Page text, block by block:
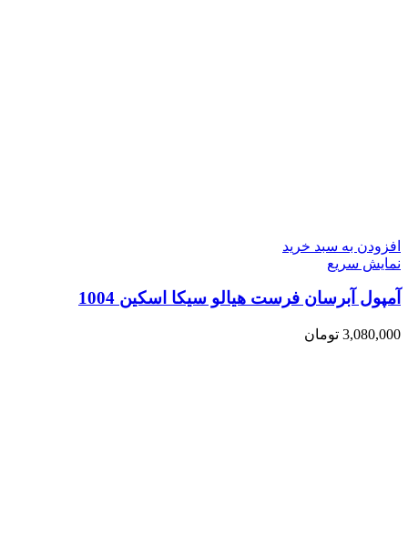
افزودن به سبد خرید
نمایش سریع
آمپول آبرسان فرست هیالو سیکا اسکین 1004
3,080,000 تومان